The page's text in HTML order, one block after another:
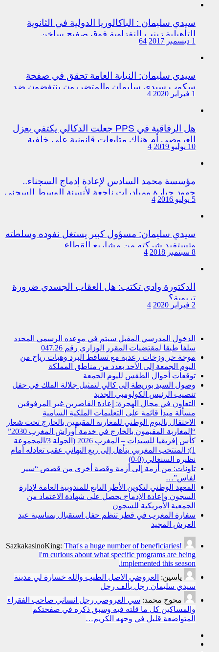
سيدي سليمان : الباكالوريا الدولية في الثانوية
التأهيلية زينب النفزاوية فوق صفيح ساخن
1 ديسمبر 2017 64
سيدي سليمان: النيابة العامة تحقق في صفحة
سكوب سيدي سليمان والمتضررون ينتفضون ضد
المتورطين من رجال الشرطة
1 فبراير 2020 4
هل الرفاقية في PPS جعلت الدكالي يكتفي بعزل
العروصي أم هناك متابعات قانونية على خلفية
اختلالات التسيير بمندوبية سيدي سليمان
10 يوليو 2019 4
مؤسسة محمد السادس لإعادة إدماج السجناء..
جهود جبارة ومبادرات ناجعة لأنسنة الوسط السجني
5 يوليو 2016 4
سيدي سليمان: مسؤول كبير يستغل نفوده وسلطته
وتستفيد شركته من مشاريع القطاع
8 سبتمبر 2018 4
الدكتورة وادي تكتب: هل العقاب الجسدي ضرورة
تربوية؟
2 فبراير 2020 4
الدخول المدرسي المقبل سیتم في موعده الرسمي المحدد
سلفا طبقا لمقتضیات المقرر الوزاري رقم 047.26
موجة حر وزخات رعدية مع تساقط البرد وهبات رياح من
اليوم الجمعة إلى الأحد بعدد من مناطق المملكة
توقعات أحوال الطقس لليوم الجمعة
وصول السيد بوريطة إلى كالي لتمثيل جلالة الملك في حفل
تنصيب الرئيس الكولومبي الجديد
التعاون في مجال الهجرة: إعادة القاصرين غير المرفوقين
مسألة مبدأ قائمة على التعليمات الملكية السامية
الاحتفال باليوم الوطني للمغاربة المقيمين بالخارج تحت شعار
“المغاربة المقيمون بالخارج في خدمة أوراش المغرب 2030”
كأس إفريقيا للسيدات – المغرب 2026 (الجولة 3/المجموعة
1): المنتخب المغربي يتأهل إلى ربع النهائي عقب تعادله أمام
نظيره السنغالي (0-0)
تاونات: من أزمة إلى أزمة وقصة أخرى من قصص “سير
لفاس”…
المعهد الوطني لتكوين الأطر التابع للمندوبية العامة لإدارة
السجون وإعادة الإدماج يحصل على شهادة الاعتماد من
الجمعية الأمريكية للسجون
سفارة المغرب في قطر تنظم حفل استقبال بمناسبة عيد
العرش المجيد
SazkakasinoKing: That's a huge number of beneficiaries!
I'm curious about what specific programs are being
implemented this season.
ياسين: العروضي الاصل الطيب والله خسارة لي مدينة
سيدي سليمان رجل بألف رجل
محوح محمد: سي العروصي رجل انساني صاحب الفقراء
والمساكين كل ما قلته فيه وسبق ذكره في صفحتكم
المتواضعة قليل في وجهه الكريم…